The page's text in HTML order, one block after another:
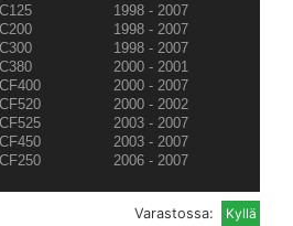
1998 - 2007
1998 - 2007
1998 - 2007
2000 - 2001
2000 - 2007
2000 - 2002
2003 - 2007
2003 - 2007
2006 - 2007
Varastossa: